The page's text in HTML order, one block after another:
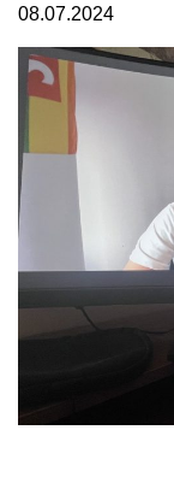
08.07.2024